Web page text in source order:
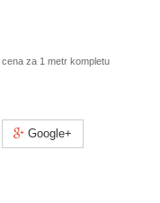
za 1 metr kompletu
Google+